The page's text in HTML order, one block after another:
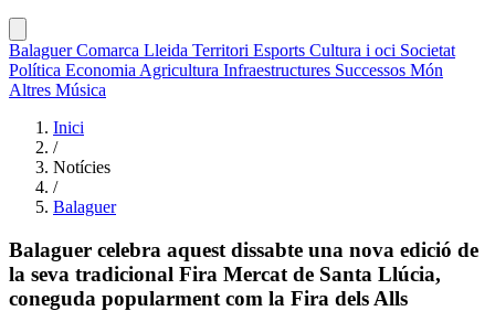
BalaguerComarca Lleida Territori Esports Cultura i oci Societat
Política Economia Agricultura Infraestructures Successos Món
Altres Música
Inici
/
Notícies
/
Balaguer
Balaguer celebra aquest dissabte una nova edició de
la seva tradicional Fira Mercat de Santa Llúcia,
coneguda popularment com la Fira dels Alls